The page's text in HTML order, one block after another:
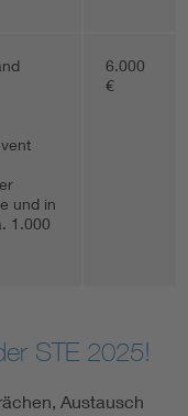
und in
1.000
6.000
€
STE 2025!
Austausch